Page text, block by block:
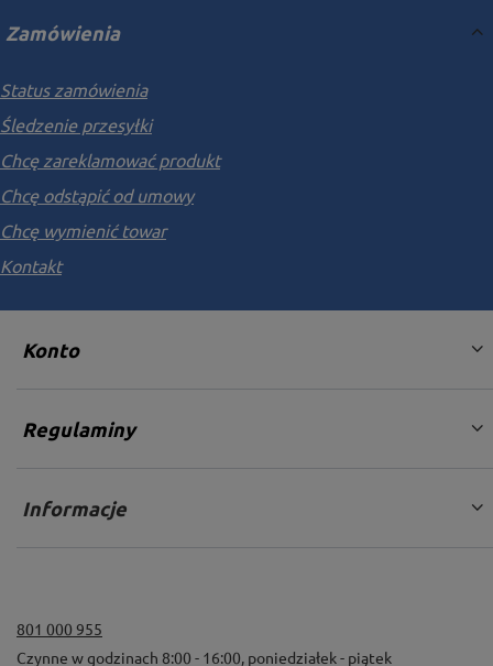
Zamówienia
Status zamówienia
Śledzenie przesyłki
Chcę zareklamować produkt
Chcę odstąpić od umowy
Chcę wymienić towar
Kontakt
Konto
Regulaminy
Informacje
801 000 955
Czynne w godzinach 8:00 - 16:00, poniedziałek - piątek